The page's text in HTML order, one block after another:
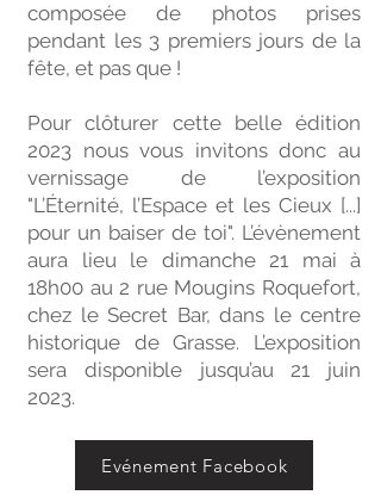
composée de photos prises
pendant les 3 premiers jours de la
fête, et pas que !
Pour clôturer cette belle édition
2023 nous vous invitons donc au
vernissage de l’exposition
"L’Éternité, l’Espace et les Cieux [...]
pour un baiser de toi". L’évènement
aura lieu le dimanche 21 mai à
18h00 au 2 rue Mougins Roquefort,
chez le Secret Bar, dans le centre
historique de Grasse. L’exposition
sera disponible jusqu’au 21 juin
2023.
Evénement Facebook